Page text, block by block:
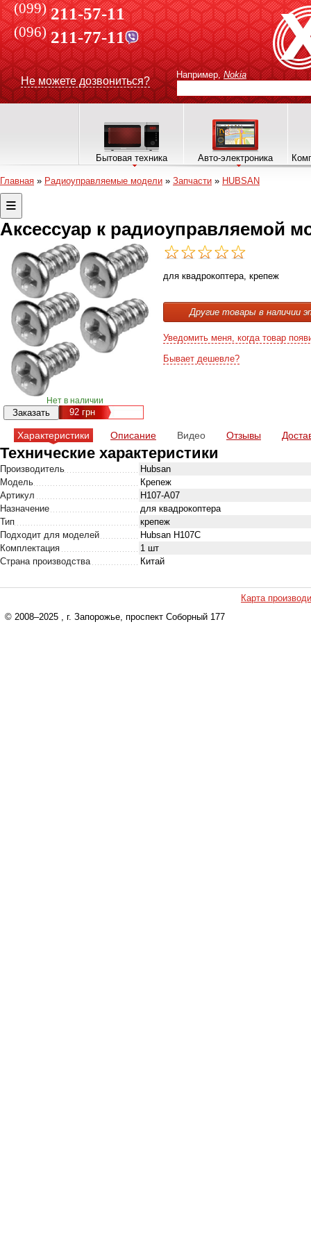
(099) 211-57-11
(096)211-77-11
Не можете дозвониться?
Например, Nokia
Бытовая техника Авто-электроника
Главная » Радиоуправляемые модели » Запчасти » HUBSAN
Аксессуар к радиоуправляемой
Нет в наличии
92 грн
для квадрокоптера, крепеж
Другие товары в наличии
Уведомить меня, когда товар
Бывает дешевле?
Характеристики Описание Видео Отзывы
Технические характеристики
Производитель
Hubsan
Модель
Крепеж
Артикул
H107-A07
Назначение
для квадрокоптера
Тип
крепеж
Подходит для моделей
Hubsan H107C
Комплектация
1 шт
Страна производства
Китай
Карта
© 2008–2025 , г. Запорожье, проспект Соборный 177